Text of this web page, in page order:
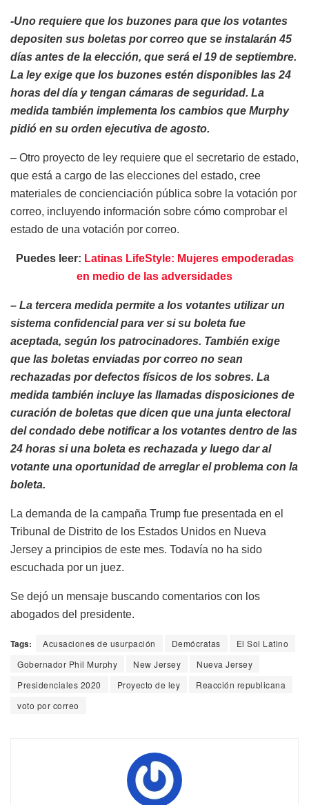
-Uno requiere que los buzones para que los votantes
depositen sus boletas por correo que se instalarán 45
días antes de la elección, que será el 19 de septiembre.
La ley exige que los buzones estén disponibles las 24
horas del día y tengan cámaras de seguridad. La
medida también implementa los cambios que Murphy
pidió en su orden ejecutiva de agosto.
– Otro proyecto de ley requiere que el secretario de estado,
que está a cargo de las elecciones del estado, cree
materiales de concienciación pública sobre la votación por
correo, incluyendo información sobre cómo comprobar el
estado de una votación por correo.
Puedes leer: Latinas LifeStyle: Mujeres empoderadas
en medio de las adversidades
– La tercera medida permite a los votantes utilizar un
sistema confidencial para ver si su boleta fue
aceptada, según los patrocinadores. También exige
que las boletas enviadas por correo no sean
rechazadas por defectos físicos de los sobres. La
medida también incluye las llamadas disposiciones de
curación de boletas que dicen que una junta electoral
del condado debe notificar a los votantes dentro de las
24 horas si una boleta es rechazada y luego dar al
votante una oportunidad de arreglar el problema con la
boleta.
La demanda de la campaña Trump fue presentada en el
Tribunal de Distrito de los Estados Unidos en Nueva
Jersey a principios de este mes. Todavía no ha sido
escuchada por un juez.
Se dejó un mensaje buscando comentarios con los
abogados del presidente.
Tags: Acusaciones de usurpación Demócratas
El Sol Latino
Gobernador Phil Murphy
New Jersey
Nueva Jersey
Presidenciales 2020
Proyecto de ley
Reacción republicana
voto por correo